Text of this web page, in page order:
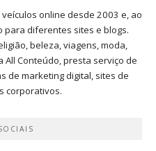
online desde 2003 e, ao
para diferentes sites e blogs.
beleza, viagens, moda,
All Conteúdo, presta serviço de
de marketing digital, sites de
corporativos.